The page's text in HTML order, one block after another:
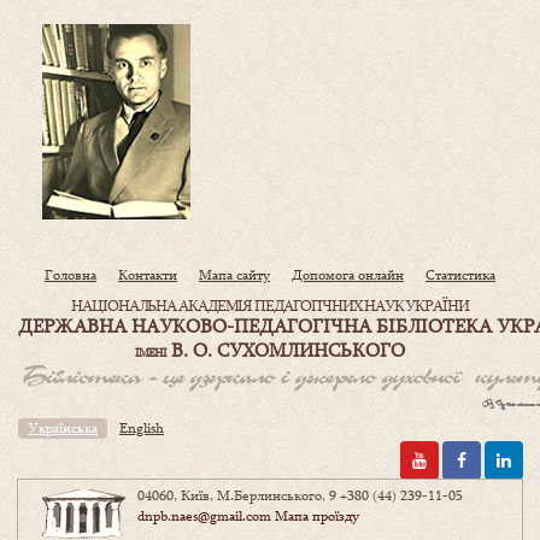
Головна Контакти Мапа сайту Допомога онлайн Статистика
НАЦІОНАЛЬНА АКАДЕМІЯ ПЕДАГОГІЧНИХ НАУК УКРАЇНИ
ДЕРЖАВНА НАУКОВО-ПЕДАГОГІЧНА БІБЛІОТЕКА
ІМЕНІВ. О. СУХОМЛИНСЬКОГО
Українська English
04060, Київ, М.Берлинського, 9+380 (44) 239-11-05
dnpb.naes@gmail.comМапа проїзду